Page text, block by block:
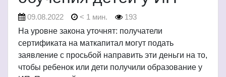
09.08.2022 < 1 мин.
193
На уровне закона уточнят: получатели
сертификата на маткапитал могут подать
заявление с просьбой направить эти деньги на то,
чтобы ребенок или дети получили образование у